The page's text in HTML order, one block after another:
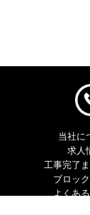
当社に
求人
工事完了
ブロッ
よくあ